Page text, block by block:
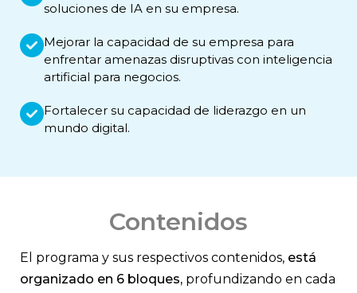
soluciones de IA en su empresa.
Mejorar la capacidad de su empresa para
enfrentar amenazas disruptivas con inteligencia
artificial para negocios.
Fortalecer su capacidad de liderazgo en un
mundo digital.
Contenidos
El programa y sus respectivos contenidos, está
organizado en 6 bloques, profundizando en cada